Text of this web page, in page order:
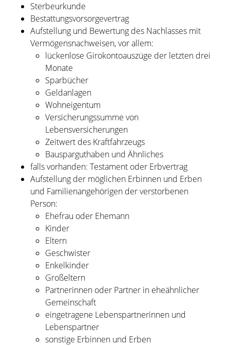
Sterbeurkunde
Bestattungsvorsorgevertrag
Aufstellung und Bewertung des Nachlasses mit
Vermögensnachweisen, vor allem:
lückenlose Girokontoauszüge der letzten drei
Monate
Sparbücher
Geldanlagen
Wohneigentum
Versicherungssumme von
Lebensversicherungen
Zeitwert des Kraftfahrzeugs
Bausparguthaben und Ähnliches
falls vorhanden: Testament oder Erbvertrag
Aufstellung der möglichen Erbinnen und Erben
und Familienangehörigen der verstorbenen
Person:
Ehefrau oder Ehemann
Kinder
Eltern
Geschwister
Enkelkinder
Großeltern
Partnerinnen oder Partner in eheähnlicher
Gemeinschaft
eingetragene Lebenspartnerinnen und
Lebenspartner
sonstige Erbinnen und Erben